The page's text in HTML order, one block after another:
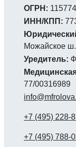
ОГРН:
ИНН/КПП:
Можайское
Уредитель:
77/00316989